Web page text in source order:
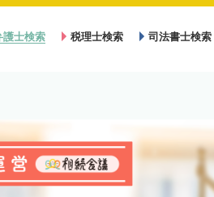
護士検索 税理士検索 司法書士検索